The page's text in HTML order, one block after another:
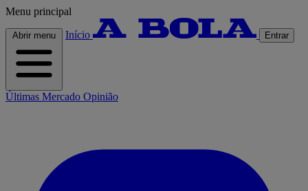
Menu principal
Abrir menu Início Entrar
Últimas Mercado Opinião